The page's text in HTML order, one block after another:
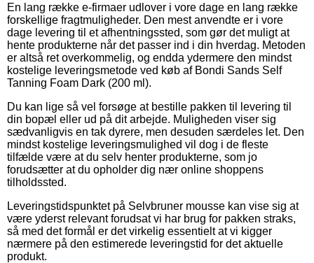
En lang række e-firmaer udlover i vore dage en lang række
forskellige fragtmuligheder. Den mest anvendte er i vore
dage levering til et afhentningssted, som gør det muligt at
hente produkterne når det passer ind i din hverdag. Metoden
er altså ret overkommelig, og endda ydermere den mindst
kostelige leveringsmetode ved køb af Bondi Sands Self
Tanning Foam Dark (200 ml).
Du kan lige så vel forsøge at bestille pakken til levering til
din bopæl eller ud på dit arbejde. Muligheden viser sig
sædvanligvis en tak dyrere, men desuden særdeles let. Den
mindst kostelige leveringsmulighed vil dog i de fleste
tilfælde være at du selv henter produkterne, som jo
forudsætter at du opholder dig nær online shoppens
tilholdssted.
Leveringstidspunktet på Selvbruner mousse kan vise sig at
være yderst relevant forudsat vi har brug for pakken straks,
så med det formål er det virkelig essentielt at vi kigger
nærmere på den estimerede leveringstid for det aktuelle
produkt.